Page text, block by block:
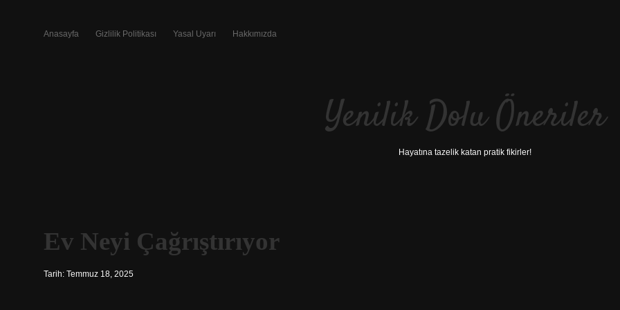
Anasayfa Gizlilik Politikası Yasal Uyarı Hakkımızda
Yenilik Dolu Öneriler
Hayatına tazelik katan pratik fikirler!
Ev Neyi Çağrıştırıyor
Tarih: Temmuz 18, 2025